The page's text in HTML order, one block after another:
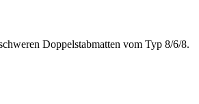
Doppelstabmatten vom Typ 8/6/8.